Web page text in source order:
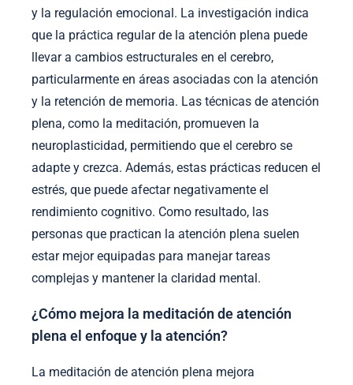
y la regulación emocional. La investigación indica
que la práctica regular de la atención plena puede
llevar a cambios estructurales en el cerebro,
particularmente en áreas asociadas con la atención
y la retención de memoria. Las técnicas de atención
plena, como la meditación, promueven la
neuroplasticidad, permitiendo que el cerebro se
adapte y crezca. Además, estas prácticas reducen el
estrés, que puede afectar negativamente el
rendimiento cognitivo. Como resultado, las
personas que practican la atención plena suelen
estar mejor equipadas para manejar tareas
complejas y mantener la claridad mental.
¿Cómo mejora la meditación de atención
plena el enfoque y la atención?
La meditación de atención plena mejora